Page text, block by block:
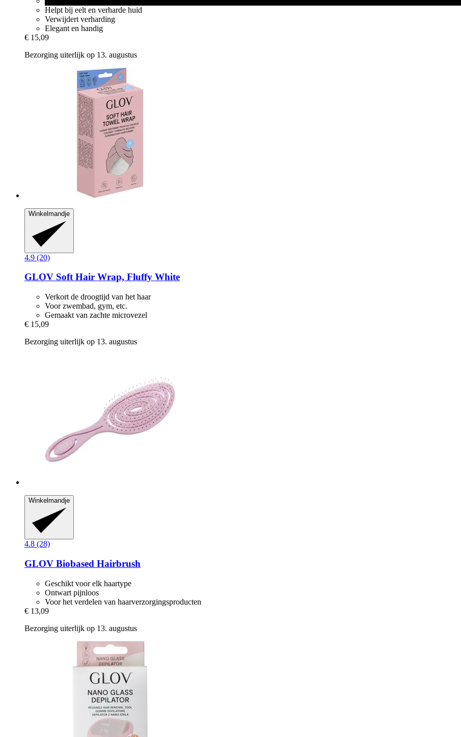
Helpt bij eelt en verharde huid
Verwijdert verharding
Elegant en handig
€ 15,09
Bezorging uiterlijk op 13. augustus
Winkelmandje
4.9 (20)
GLOV Soft Hair Wrap, Fluffy White
Verkort de droogtijd van het haar
Voor zwembad, gym, etc.
Gemaakt van zachte microvezel
€ 15,09
Bezorging uiterlijk op 13. augustus
Winkelmandje
4.8 (28)
GLOV Biobased Hairbrush
Geschikt voor elk haartype
Ontwart pijnloos
Voor het verdelen van haarverzorgingsproducten
€ 13,09
Bezorging uiterlijk op 13. augustus